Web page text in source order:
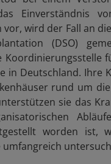
Einverständnis
vor, wird der Fall an
(DSO)
Koordinierungsstelle
in Deutschland. Ihre
rund um
sie das
worden ist,